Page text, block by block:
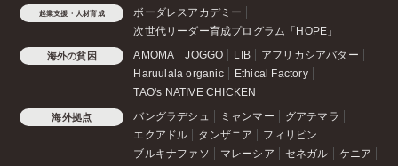
起業支援・人材育成
ボーダレスアカデミー
次世代リーダー育成プログラム「HOPE」
海外の貧困 AMOMA JOGGO LIB
アフリカシアバター
Haruulala organic
Ethical Factory
TAO's NATIVE CHICKEN
海外拠点 バングラデシュ ミャンマー
グアテマラ
エクアドル
タンザニア
フィリピン
ブルキナファソ
マレーシア セネガル ケニア